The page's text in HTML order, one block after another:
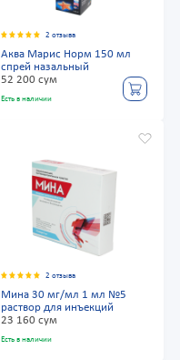
2 отзыва
Аква Марис Норм 150 мл
спрей назальный
52 200 сум
Есть в наличии
2 отзыва
Мина 30 мг/мл 1 мл №5
раствор для инъекций
23 160 сум
Есть в наличии